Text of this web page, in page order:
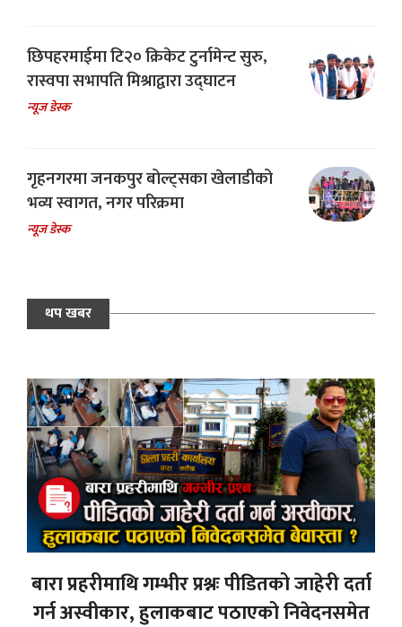
छिपहरमाईमा टि२० क्रिकेट टुर्नामेन्ट सुरु,
रास्वपा सभापति मिश्राद्वारा उद्घाटन
न्यूज डेस्क
गृहनगरमा जनकपुर बोल्ट्सका खेलाडीको
भव्य स्वागत, नगर परिक्रमा
न्यूज डेस्क
थप खबर
बारा प्रहरीमाथि गम्भीर प्रश्नः पीडितको जाहेरी दर्ता
गर्न अस्वीकार, हुलाकबाट पठाएको निवेदनसमेत